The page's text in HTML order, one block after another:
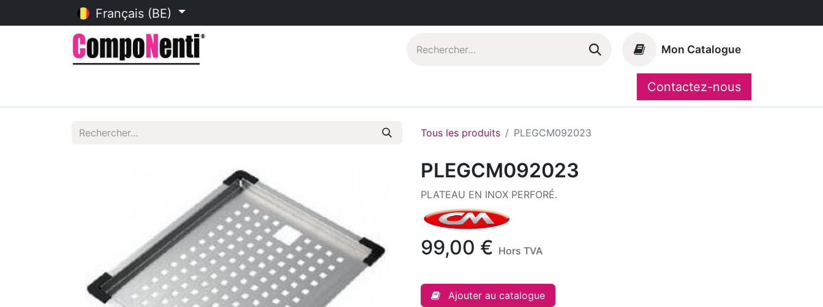
Français (BE)
Mon Catalogue
CompoShop
Contactez-nous
Tous les produits PLEGCM092023
PLEGCM092023
PLATEAU EN INOX PERFORÉ.
99,00 € Hors TVA
Ajouter au catalogue